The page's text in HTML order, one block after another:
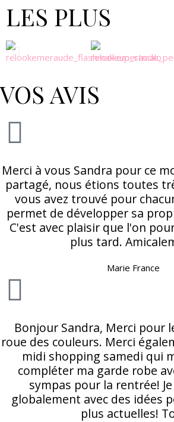
LES PLUS
VOS AVIS
Merci à vous Sandra pour ce
partagé, nous étions toutes
vous avez trouvé pour
permet de développer sa
C'est avec plaisir que l'on
plus tard.
Marie France
Bonjour Sandra, Merci pour
roue des couleurs. Merci
midi shopping samedi qui
compléter ma garde robe
sympas pour la rentrée!
globalement avec des idées
plus actuelles!